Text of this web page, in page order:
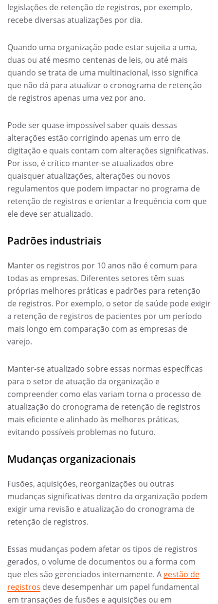
legislações de retenção de registros, por exemplo,
recebe diversas atualizações por dia.
Quando uma organização pode estar sujeita a uma,
duas ou até mesmo centenas de leis, ou até mais
quando se trata de uma multinacional, isso significa
que não dá para atualizar o cronograma de retenção
de registros apenas uma vez por ano.
Pode ser quase impossível saber quais dessas
alterações estão corrigindo apenas um erro de
digitação e quais contam com alterações significativas.
Por isso, é crítico manter-se atualizados obre
quaisquer atualizações, alterações ou novos
regulamentos que podem impactar no programa de
retenção de registros e orientar a frequência com que
ele deve ser atualizado.
Padrões industriais
Manter os registros por 10 anos não é comum para
todas as empresas. Diferentes setores têm suas
próprias melhores práticas e padrões para retenção
de registros. Por exemplo, o setor de saúde pode exigir
a retenção de registros de pacientes por um período
mais longo em comparação com as empresas de
varejo.
Manter-se atualizado sobre essas normas específicas
para o setor de atuação da organização e
compreender como elas variam torna o processo de
atualização do cronograma de retenção de registros
mais eficiente e alinhado às melhores práticas,
evitando possíveis problemas no futuro.
Mudanças organizacionais
Fusões, aquisições, reorganizações ou outras
mudanças significativas dentro da organização podem
exigir uma revisão e atualização do cronograma de
retenção de registros.
Essas mudanças podem afetar os tipos de registros
gerados, o volume de documentos ou a forma com
que eles são gerenciados internamente. A gestão de
registros deve desempenhar um papel fundamental
em transações de fusões e aquisições ou em